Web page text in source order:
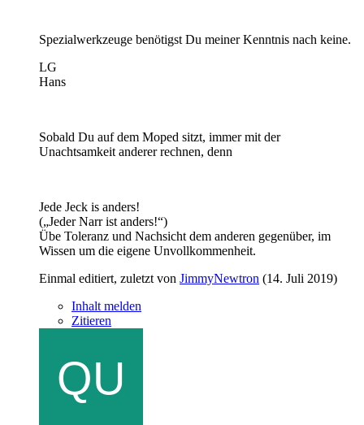
Spezialwerkzeuge benötigst Du meiner Kenntnis nach keine.
LG
Hans
Sobald Du auf dem Moped sitzt, immer mit der
Unachtsamkeit anderer rechnen, denn
Jede Jeck is anders!
(„Jeder Narr ist anders!“)
Übe Toleranz und Nachsicht dem anderen gegenüber, im
Wissen um die eigene Unvollkommenheit.
Einmal editiert, zuletzt von JimmyNewtron (14. Juli 2019)
Inhalt melden
Zitieren